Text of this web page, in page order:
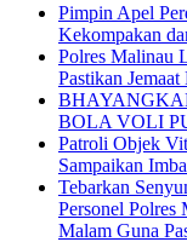
Pimpin Apel
Kekompakan
Polres Malinau
Pastikan
BOLA VOLI
Patroli Objek
Sampaikan
Tebarkan
Personel Polres
Malam Guna